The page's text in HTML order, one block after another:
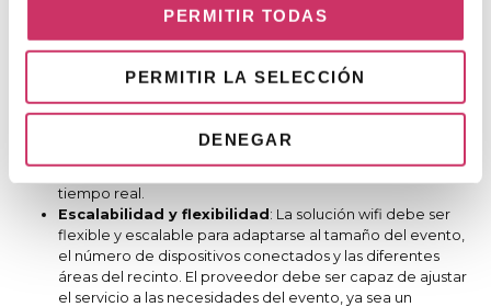
PERMITIR TODAS
PERMITIR LA SELECCIÓN
DENEGAR
Infraestructura tecnológica avanzada
que el proveedor utilice equipos de última generación
para asegurar una conexión estable y de alta velocidad.
Esto incluye routers, puntos de acceso y equipos de
soporte técnico avanzados.
Atención personalizada y soporte técnico en el
: Los eventos en IFEMA requieren atención continua, y
un buen proveedor debe ofrecer soporte técnico en el
sitio para resolver cualquier problema de conectividad en
tiempo real.
Escalabilidad y flexibilidad: La solución wifi debe ser
flexible y escalable para adaptarse al tamaño del evento,
el número de dispositivos conectados y las diferentes
áreas del recinto. El proveedor debe ser capaz de ajustar
el servicio a las necesidades del evento, ya sea un